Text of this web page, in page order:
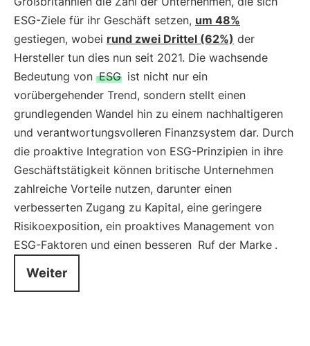
ESG-Ziele für ihr Geschäft setzen, um 48%
gestiegen, wobei rund zwei Drittel (62%) der
Hersteller tun dies nun seit 2021. Die wachsende
Bedeutung von ESG ist nicht nur ein
vorübergehender Trend, sondern stellt einen
grundlegenden Wandel hin zu einem nachhaltigeren
und verantwortungsvolleren Finanzsystem dar. Durch
die proaktive Integration von ESG-Prinzipien in ihre
Geschäftstätigkeit können britische Unternehmen
zahlreiche Vorteile nutzen, darunter einen
verbesserten Zugang zu Kapital, eine geringere
Risikoexposition, ein proaktives Management von
ESG-Faktoren und einen besseren Ruf der Marke .
Weiter